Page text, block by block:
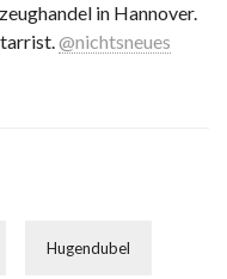
in Hannover.
@nichtsneues
Hugendubel